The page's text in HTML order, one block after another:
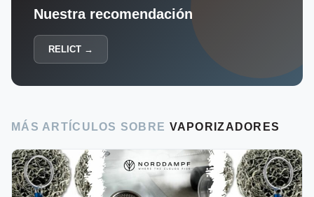
Nuestra recomendación
RELICT →
MÁS ARTÍCULOS SOBRE VAPORIZADORES